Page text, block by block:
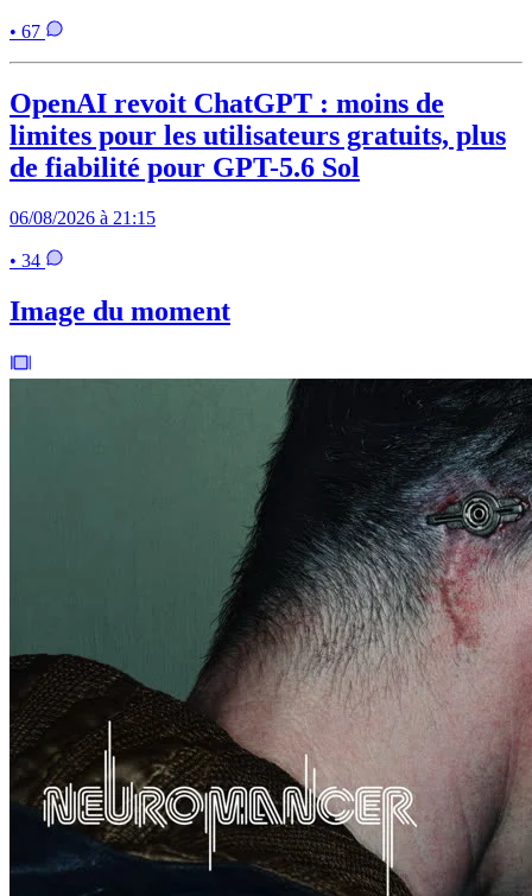
• 67
OpenAI revoit ChatGPT : moins de
limites pour les utilisateurs gratuits, plus
de fiabilité pour GPT-5.6 Sol
06/08/2026 à 21:15
• 34
Image du moment